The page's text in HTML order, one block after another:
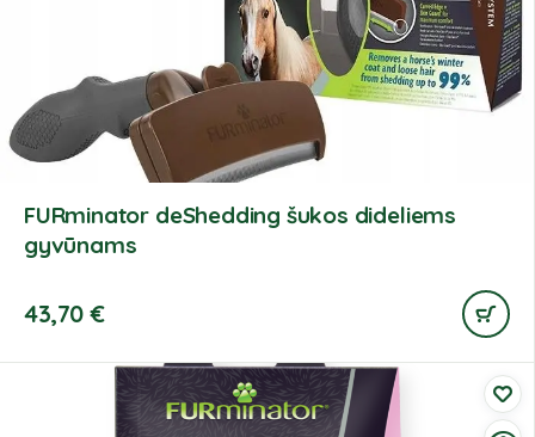
FURminator deShedding šukos dideliems
gyvūnams
43,70€